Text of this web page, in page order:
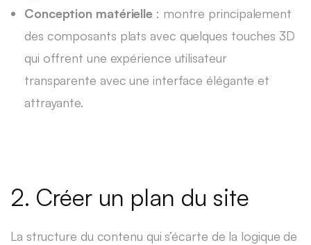
Conception matérielle : montre principalement
des composants plats avec quelques touches 3D
qui offrent une expérience utilisateur
transparente avec une interface élégante et
attrayante.
2. Créer un plan du site
La structure du contenu qui s’écarte de la logique de